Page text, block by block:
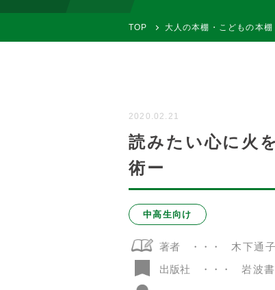
TOP 大人の本棚・こどもの本棚
2020.02.21
読みたい心に火
術ー
中高生向け
著者
木下通子
出版社
岩波